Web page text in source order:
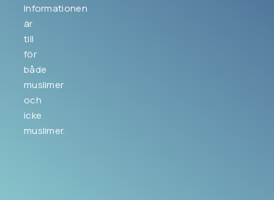
Informationen
är
till
för
både
muslimer
och
icke
muslimer.